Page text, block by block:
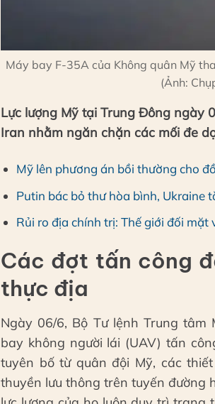
Máy bay F-35A của Không quân Mỹ
(Ảnh:
Lực lượng Mỹ tại Trung Đông ngày
Iran nhằm ngăn chặn các mối đe
Mỹ lên phương án bồi thường cho
Putin bác bỏ thư hòa bình, Ukraine
Rủi ro địa chính trị: Thế giới đối
Các đợt tấn công
thực địa
Ngày 06/6, Bộ Tư lệnh Trung tâm
bay không người lái (UAV) tấn
tuyên bố từ quân đội Mỹ, các
thuyền lưu thông trên tuyến đường